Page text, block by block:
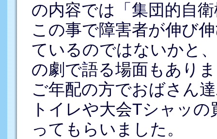
の内容では「集団的自
この事で障害者が伸び
ているのではないかと
の劇で語る場面もあり
ご年配の方でおばさん
トイレや大会Tシャッ
ってもらいました。